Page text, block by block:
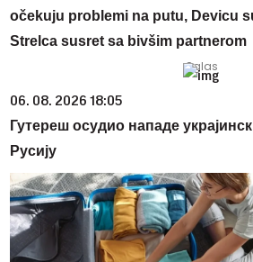
očekuju problemi na putu, Devicu
Strelca susret sa bivšim partnerom
06. 08. 2026 18:05
Гутереш осудио нападе
Русију